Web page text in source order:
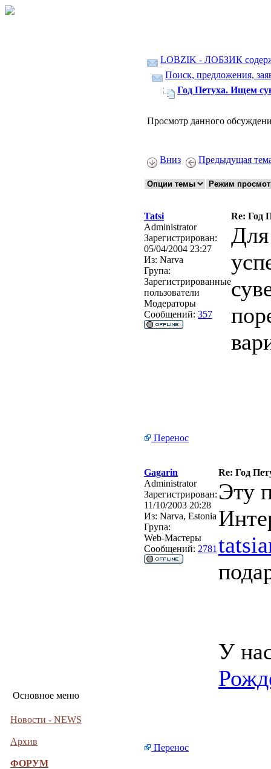
Основное меню
Новости - NEWS
Архив
ФОРУМ
LOBZIK - ЛОБЗИК
Поиск, предложения,
Год Петуха. Ищем
Просмотр данного
Вниз Предыдущая
Tatsi
Re: Год
Administrator
Зарегистрирован:
05/04/2004 23:27
Из: Narva
Група:
Зарегистрированные
пользователи
Модераторы
Сообщений: 357
Для
Перенос
Gagarin
Re: Год
Administrator
Зарегистрирован:
11/10/2003 20:28
Из: Narva, Estonia
Група:
Web-Мастеры
Сообщений: 2781
Эту
У
Перенос